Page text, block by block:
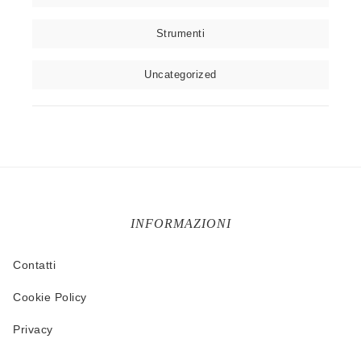
Strumenti
Uncategorized
INFORMAZIONI
Contatti
Cookie Policy
Privacy